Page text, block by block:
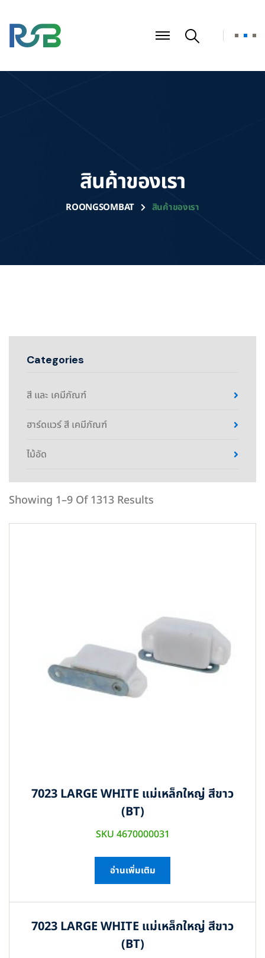
สินค้าของเรา
ROONGSOMBAT สินค้าของเรา
Categories
สี และ เคมีภัณฑ์
ฮาร์ดแวร์ สี เคมีภัณฑ์
ไม้อัด
Showing 1–9 Of 1313 Results
7023 LARGE WHITE แม่เหล็กใหญ่ สีขาว
(BT)
SKU 4670000031
อ่านเพิ่มเติม
7023 LARGE WHITE แม่เหล็กใหญ่ สีขาว
(BT)